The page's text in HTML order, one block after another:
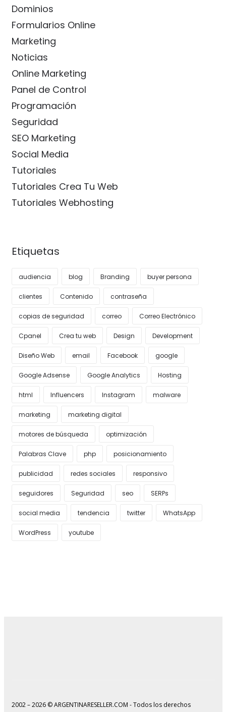
Dominios
Formularios Online
Marketing
Noticias
Online Marketing
Panel de Control
Programación
Seguridad
SEO Marketing
Social Media
Tutoriales
Tutoriales Crea Tu Web
Tutoriales Webhosting
Etiquetas
audiencia blog Branding buyer persona
clientes Contenido contraseña
copias de seguridad correo Correo Electrónico
Cpanel Crea tu web Design Development
Diseño Web email Facebook google
Google Adsense Google Analytics Hosting
html Influencers Instagram malware
marketing marketing digital
motores de búsqueda optimización
Palabras Clave php posicionamiento
publicidad redes sociales responsivo
seguidores Seguridad seo SERPs
social media tendencia twitter WhatsApp
WordPress youtube
2002 – 2026 © ARGENTINARESELLER.COM - Todos los derechos